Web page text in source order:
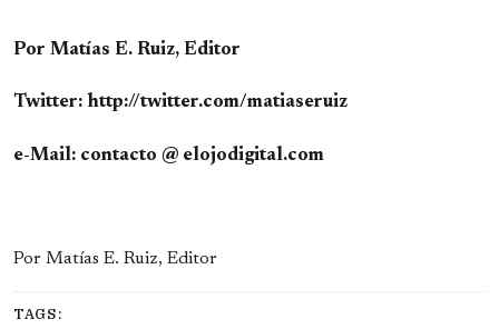
Por Matías E. Ruiz, Editor
Twitter: http://twitter.com/matiaseruiz
e-Mail: contacto @ elojodigital.com
Por Matías E. Ruiz, Editor
TAGS: